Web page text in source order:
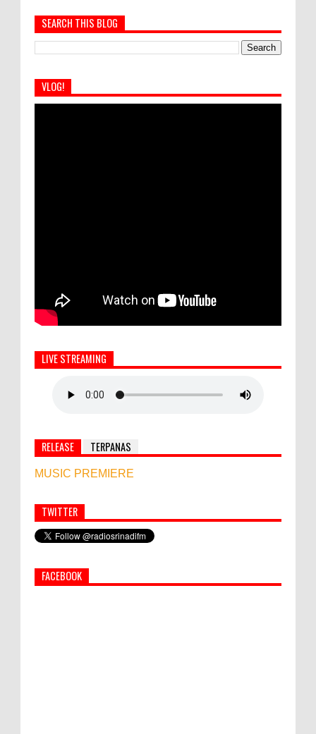
SEARCH THIS BLOG
VLOG!
LIVE STREAMING
RELEASE TERPANAS
MUSIC PREMIERE
Simbol Persahabatan, RI Bangun Islamic Centre di
Afghanistan
PEMKAB KLUNGKUNG GELAR PASAR
TWITTER
FACEBOOK